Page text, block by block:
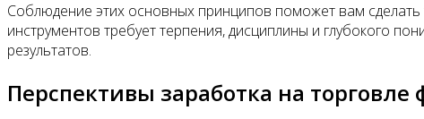
Соблюдение этих основных принципов поможет вам
инструментов требует терпения, дисциплины и глубокого
результатов.
Перспективы заработка на